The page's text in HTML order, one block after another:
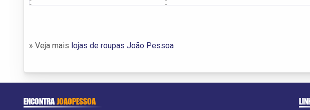
» Veja mais lojas de roupas João Pessoa
ENCONTRAJOAOPESSOA